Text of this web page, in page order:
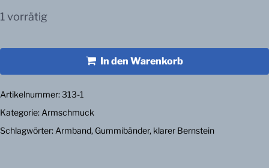
1 vorrätig
In den Warenkorb
Artikelnummer:313-1
Kategorie: Armschmuck
Schlagwörter: Armband, Gummibänder, klarer Bernstein